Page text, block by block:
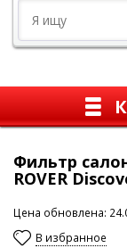
Фильтр
ROVER
Цена обновлена:
В избранное